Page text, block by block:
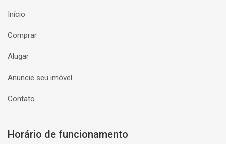
Início
Comprar
Alugar
Anuncie seu imóvel
Contato
Horário de funcionamento